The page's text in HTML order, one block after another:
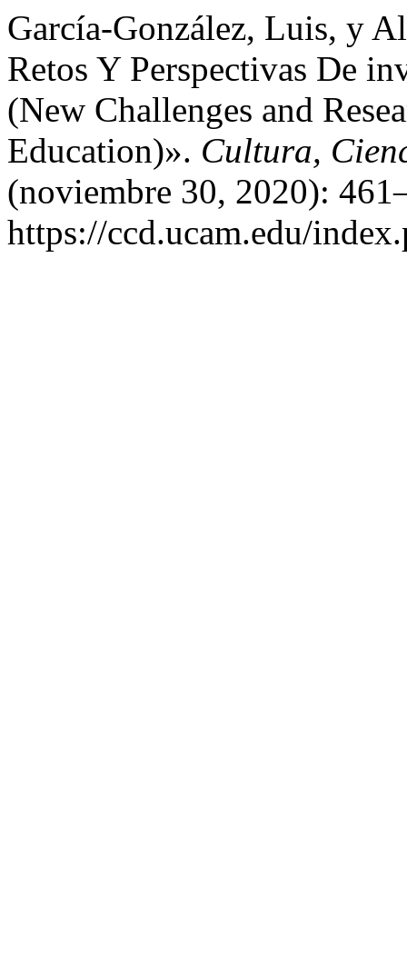
García-González, Luis, y
Retos Y Perspectivas De
(New Challenges and
Education)». Cultura,
(noviembre 30, 2020):
https://ccd.ucam.edu/